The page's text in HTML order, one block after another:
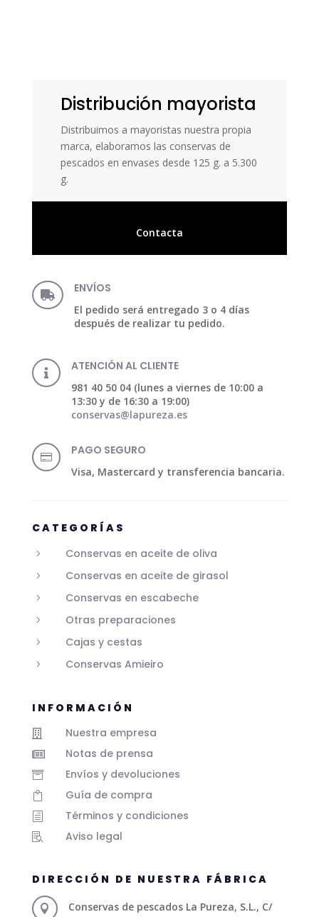
Distribución mayorista
Distribuimos a mayoristas nuestra propia
marca, elaboramos las conservas de
pescados en envases desde 125 g. a 5.300
g.
Contacta
 ENVÍOS
El pedido será entregado 3 o 4 días
después de realizar tu pedido.
 ATENCIÓN AL CLIENTE
981 40 50 04 (lunes a viernes de 10:00 a
13:30 y de 16:30 a 19:00)
conservas@lapureza.es
 PAGO SEGURO
Visa, Mastercard y transferencia bancaria.
CATEGORÍAS
5 Conservas en aceite de oliva
5 Conservas en aceite de girasol
5 Conservas en escabeche
5 Otras preparaciones
5 Cajas y cestas
5 Conservas Amieiro
INFORMACIÓN
 Nuestra empresa
 Notas de prensa
 Envíos y devoluciones
 Guía de compra
h Términos y condiciones
 Aviso legal
DIRECCIÓN DE NUESTRA FÁBRICA
 Conservas de pescados La Pureza, S.L., C/